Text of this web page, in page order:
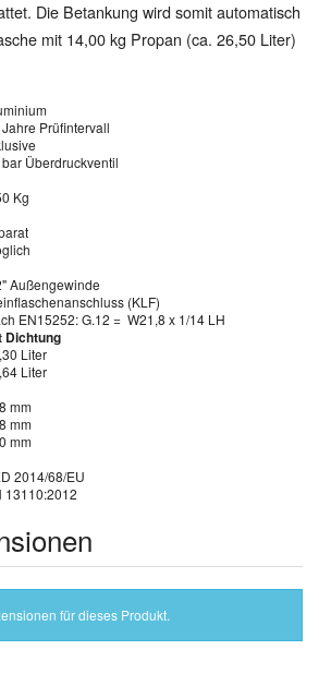
Die Betankung wird somit automatisch
mit 14,00 kg Propan (ca. 26,50 Liter)
Prüfintervall
Überdruckventil
Kg
Außengewinde
(KLF)
EN15252: G.12 = W21,8 x 1/14 LH
Dichtung
Liter
Liter
mm
mm
mm
2014/68/EU
13110:2012
für dieses Produkt.